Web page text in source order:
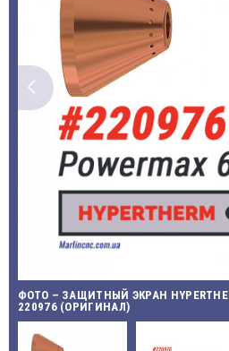
ФОТО – ЗАЩИТНЫЙ ЭКРАН
220976 (ОРИГИНАЛ)